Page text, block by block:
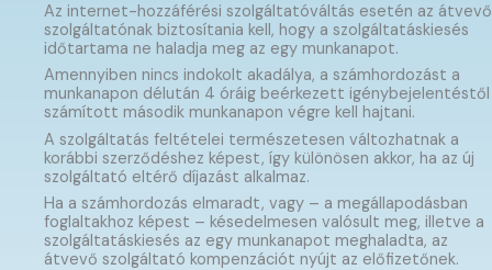
Az internet-hozzáférési szolgáltatóváltás esetén az átvevő
szolgáltatónak biztosítania kell, hogy a szolgáltatáskiesés
időtartama ne haladja meg az egy munkanapot.
Amennyiben nincs indokolt akadálya, a számhordozást a
munkanapon délután 4 óráig beérkezett igénybejelentéstől
számított második munkanapon végre kell hajtani.
A szolgáltatás feltételei természetesen változhatnak a
korábbi szerződéshez képest, így különösen akkor, ha az új
szolgáltató eltérő díjazást alkalmaz.
Ha a számhordozás elmaradt, vagy – a megállapodásban
foglaltakhoz képest – késedelmesen valósult meg, illetve a
szolgáltatáskiesés az egy munkanapot meghaladta, az
átvevő szolgáltató kompenzációt nyújt az előfizetőnek.